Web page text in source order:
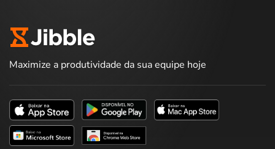
Maximize a produtividade da sua equipe hoje